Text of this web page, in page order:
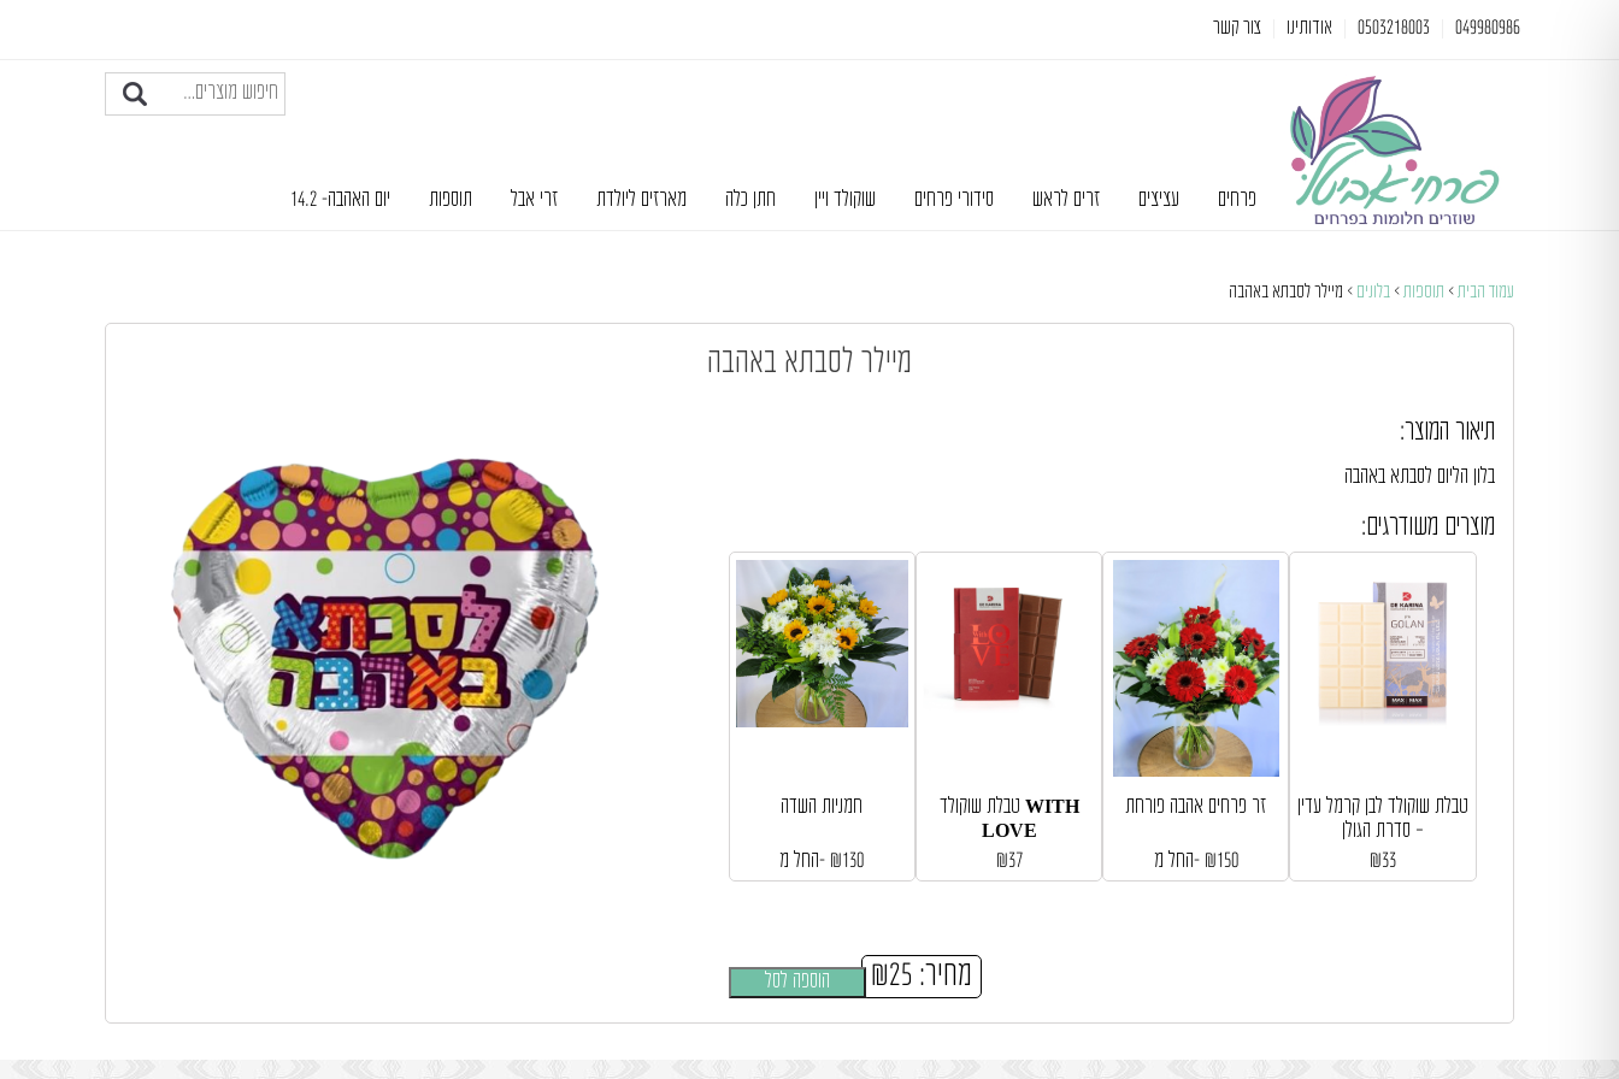
049980986
0503218003 אודותינו צור קשר
פרחים עציצים זרים לראש סידורי פרחים שוקולד ויין חתן כלה מארזים ליולדת זרי אבל תוספות יום האהבה- 14.2
עמוד הבית > תוספות > בלונים > מיילר לסבתא באהבה
מיילר לסבתא באהבה
תיאור המוצר:
בלון הליום לסבתא באהבה
מחיר: ₪25 הוספה לסל
מוצרים משודרגים:
חמניות השדה
החל מ- ₪130
טבלת שוקולד WITH
LOVE
₪37
זר פרחים אהבה פורחת
החל מ- ₪150
טבלת שוקולד לבן קרמל עדין
– סדרת הגולן
₪33